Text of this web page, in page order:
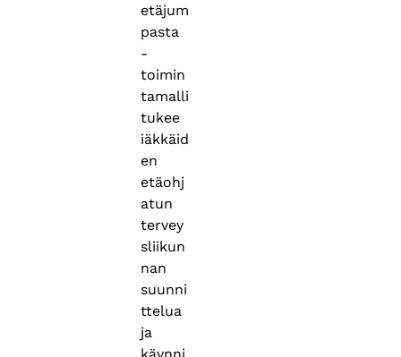
etäjum
pasta
-
toimin
tamalli
tukee
iäkkäid
en
etäohj
atun
tervey
sliikun
nan
suunni
ttelua
ja